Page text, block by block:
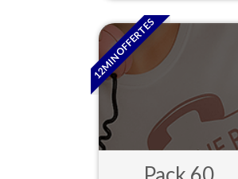
12MIN OFFERTES